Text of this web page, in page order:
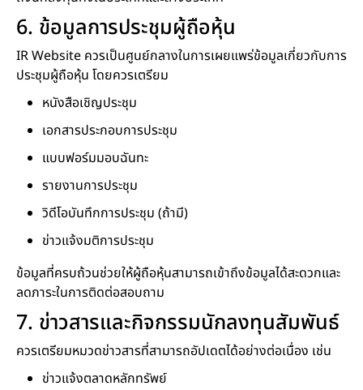
6. ข้อมูลการประชุมผู้ถือหุ้น
IR Website ควรเป็นศูนย์กลางในการเผยแพร่ข้อมูลเกี่ยวกับการ
ประชุมผู้ถือหุ้น โดยควรเตรียม
หนังสือเชิญประชุม
เอกสารประกอบการประชุม
แบบฟอร์มมอบฉันทะ
รายงานการประชุม
วิดีโอบันทึกการประชุม (ถ้ามี)
ข่าวแจ้งมติการประชุม
ข้อมูลที่ครบถ้วนช่วยให้ผู้ถือหุ้นสามารถเข้าถึงข้อมูลได้สะดวกและ
ลดภาระในการติดต่อสอบถาม
7. ข่าวสารและกิจกรรมนักลงทุนสัมพันธ์
ควรเตรียมหมวดข่าวสารที่สามารถอัปเดตได้อย่างต่อเนื่อง เช่น
ข่าวแจ้งตลาดหลักทรัพย์